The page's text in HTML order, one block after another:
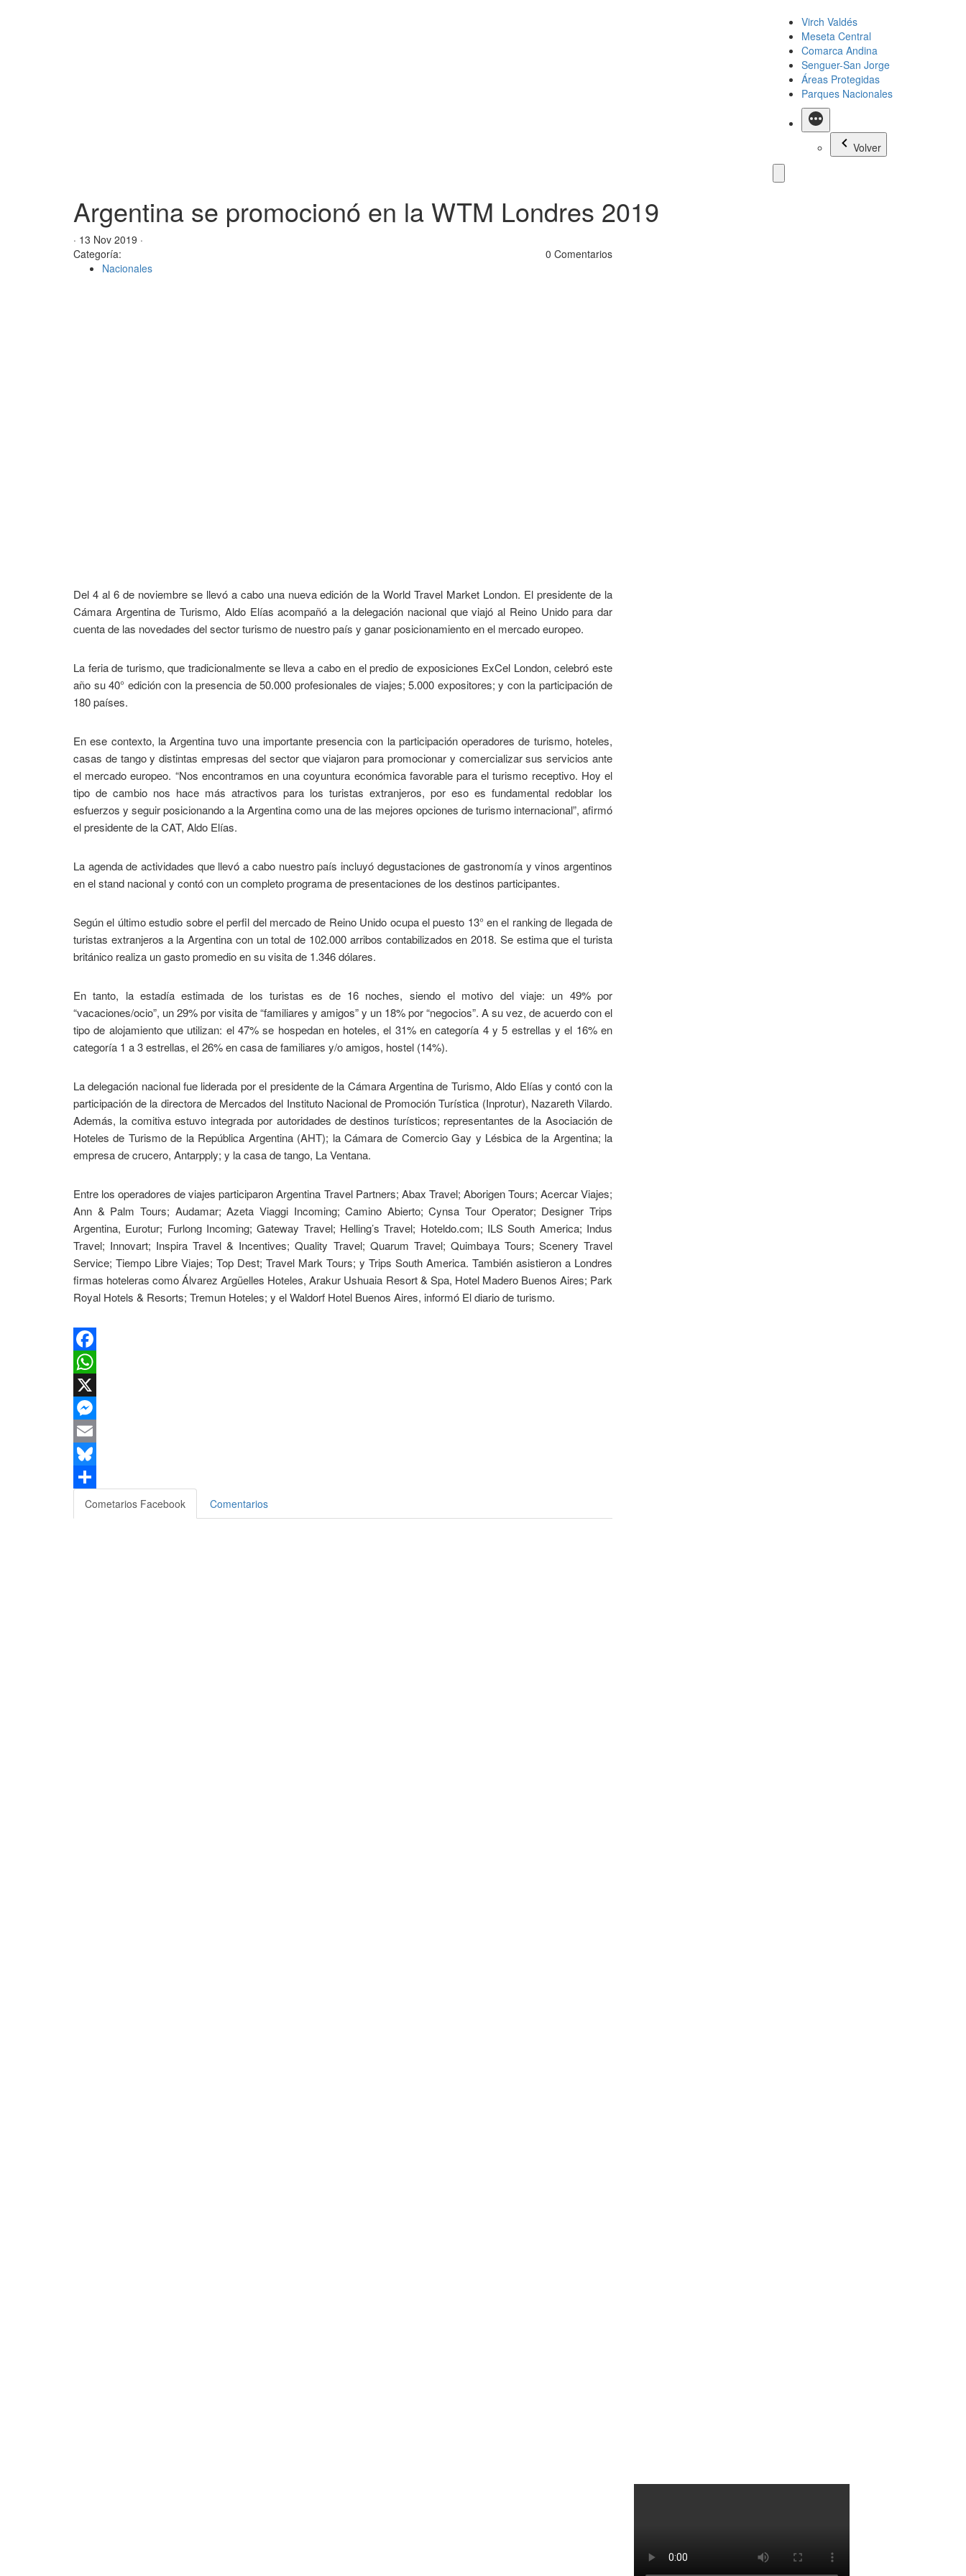
Virch Valdés
Meseta Central
Comarca Andina
Senguer-San Jorge
Áreas Protegidas
Parques Nacionales
Más
Volver
Argentina se promocionó en la WTM Londres 2019
· 13 Nov 2019 ·
Categoría:
Nacionales
0 Comentarios
Del 4 al 6 de noviembre se llevó a cabo una nueva edición de la World Travel Market London. El presidente de la
Cámara Argentina de Turismo, Aldo Elías acompañó a la delegación nacional que viajó al Reino Unido para dar
cuenta de las novedades del sector turismo de nuestro país y ganar posicionamiento en el mercado europeo.
La feria de turismo, que tradicionalmente se lleva a cabo en el predio de exposiciones ExCel London, celebró este
año su 40° edición con la presencia de 50.000 profesionales de viajes; 5.000 expositores; y con la participación de
180 países.
En ese contexto, la Argentina tuvo una importante presencia con la participación operadores de turismo, hoteles,
casas de tango y distintas empresas del sector que viajaron para promocionar y comercializar sus servicios ante
el mercado europeo. “Nos encontramos en una coyuntura económica favorable para el turismo receptivo. Hoy el
tipo de cambio nos hace más atractivos para los turistas extranjeros, por eso es fundamental redoblar los
esfuerzos y seguir posicionando a la Argentina como una de las mejores opciones de turismo internacional”, afirmó
el presidente de la CAT, Aldo Elías.
La agenda de actividades que llevó a cabo nuestro país incluyó degustaciones de gastronomía y vinos argentinos
en el stand nacional y contó con un completo programa de presentaciones de los destinos participantes.
Según el último estudio sobre el perfil del mercado de Reino Unido ocupa el puesto 13° en el ranking de llegada de
turistas extranjeros a la Argentina con un total de 102.000 arribos contabilizados en 2018. Se estima que el turista
británico realiza un gasto promedio en su visita de 1.346 dólares.
En tanto, la estadía estimada de los turistas es de 16 noches, siendo el motivo del viaje: un 49% por
“vacaciones/ocio”, un 29% por visita de “familiares y amigos” y un 18% por “negocios”. A su vez, de acuerdo con el
tipo de alojamiento que utilizan: el 47% se hospedan en hoteles, el 31% en categoría 4 y 5 estrellas y el 16% en
categoría 1 a 3 estrellas, el 26% en casa de familiares y/o amigos, hostel (14%).
La delegación nacional fue liderada por el presidente de la Cámara Argentina de Turismo, Aldo Elías y contó con la
participación de la directora de Mercados del Instituto Nacional de Promoción Turística (Inprotur), Nazareth Vilardo.
Además, la comitiva estuvo integrada por autoridades de destinos turísticos; representantes de la Asociación de
Hoteles de Turismo de la República Argentina (AHT); la Cámara de Comercio Gay y Lésbica de la Argentina; la
empresa de crucero, Antarpply; y la casa de tango, La Ventana.
Entre los operadores de viajes participaron Argentina Travel Partners; Abax Travel; Aborigen Tours; Acercar Viajes;
Ann & Palm Tours; Audamar; Azeta Viaggi Incoming; Camino Abierto; Cynsa Tour Operator; Designer Trips
Argentina, Eurotur; Furlong Incoming; Gateway Travel; Helling’s Travel; Hoteldo.com; ILS South America; Indus
Travel; Innovart; Inspira Travel & Incentives; Quality Travel; Quarum Travel; Quimbaya Tours; Scenery Travel
Service; Tiempo Libre Viajes; Top Dest; Travel Mark Tours; y Trips South America. También asistieron a Londres
firmas hoteleras como Álvarez Argüelles Hoteles, Arakur Ushuaia Resort & Spa, Hotel Madero Buenos Aires; Park
Royal Hotels & Resorts; Tremun Hoteles; y el Waldorf Hotel Buenos Aires, informó El diario de turismo.
Facebook
WhatsApp
X
Messenger
Email
Bluesky
Compartir
Cometarios Facebook Comentarios